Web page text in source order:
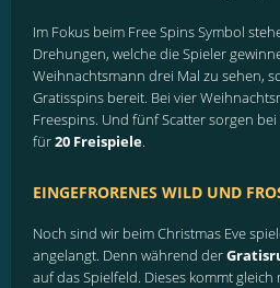
Im Fokus beim Free Spins Symbol
Drehungen, welche die Spieler
Weihnachtsmann drei Mal zu sehen,
Gratisspins bereit. Bei vier
Freespins. Und fünf Scatter sorgen
für20 Freispiele.
EINGEFRORENES WILD UND
Noch sind wir beim Christmas Eve
angelangt. Denn während der
auf das Spielfeld. Dieses kommt